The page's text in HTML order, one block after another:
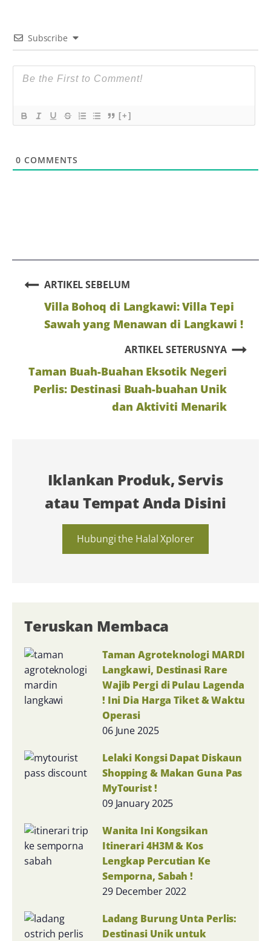
Teruskan Membaca
Taman Agroteknologi MARDI
Langkawi, Destinasi Rare
Wajib Pergi di Pulau Lagenda
! Ini Dia Harga Tiket & Waktu
Operasi
06 June 2025
Lelaki Kongsi Dapat Diskaun
Shopping & Makan Guna Pas
MyTourist !
09 January 2025
Wanita Ini Kongsikan
Itinerari 4H3M & Kos
Lengkap Percutian Ke
Semporna, Sabah !
29 December 2022
Ladang Burung Unta Perlis:
Destinasi Unik untuk
Iklankan Produk, Servis
atau Tempat Anda Disini
Hubungi the Halal Xplorer
Subscribe
[+]
0 COMMENTS
ARTIKEL SEBELUM
Villa Bohoq di Langkawi: Villa Tepi
Sawah yang Menawan di Langkawi !
ARTIKEL SETERUSNYA
Taman Buah-Buahan Eksotik Negeri
Perlis: Destinasi Buah-buahan Unik
dan Aktiviti Menarik